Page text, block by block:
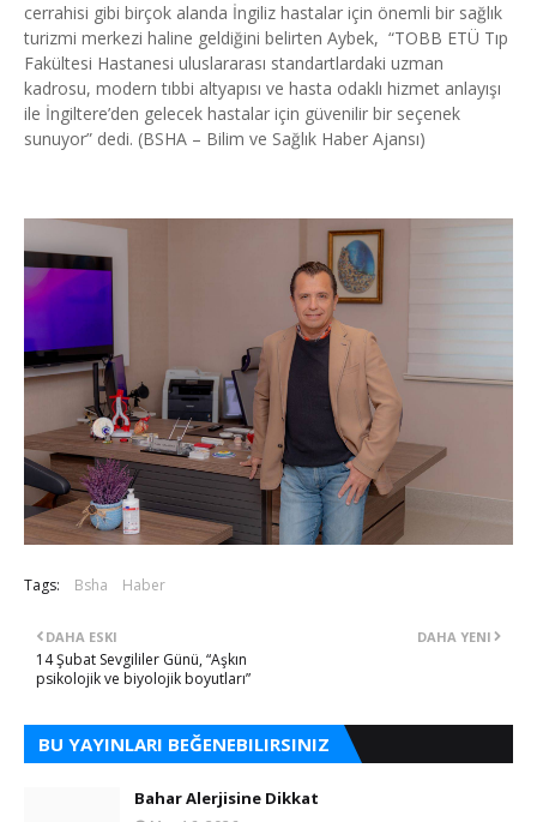
cerrahisi gibi birçok alanda İngiliz hastalar için önemli bir sağlık
turizmi merkezi haline geldiğini belirten Aybek, “TOBB ETÜ Tıp
Fakültesi Hastanesi uluslararası standartlardaki uzman
kadrosu, modern tıbbi altyapısı ve hasta odaklı hizmet anlayışı
ile İngiltere’den gelecek hastalar için güvenilir bir seçenek
sunuyor” dedi. (BSHA – Bilim ve Sağlık Haber Ajansı)
Tags: Bsha Haber
DAHA YENI
DAHA ESKI
14 Şubat Sevgililer Günü, “Aşkın
psikolojik ve biyolojik boyutları”
BU YAYINLARI BEĞENEBILIRSINIZ
Bahar Alerjisine Dikkat